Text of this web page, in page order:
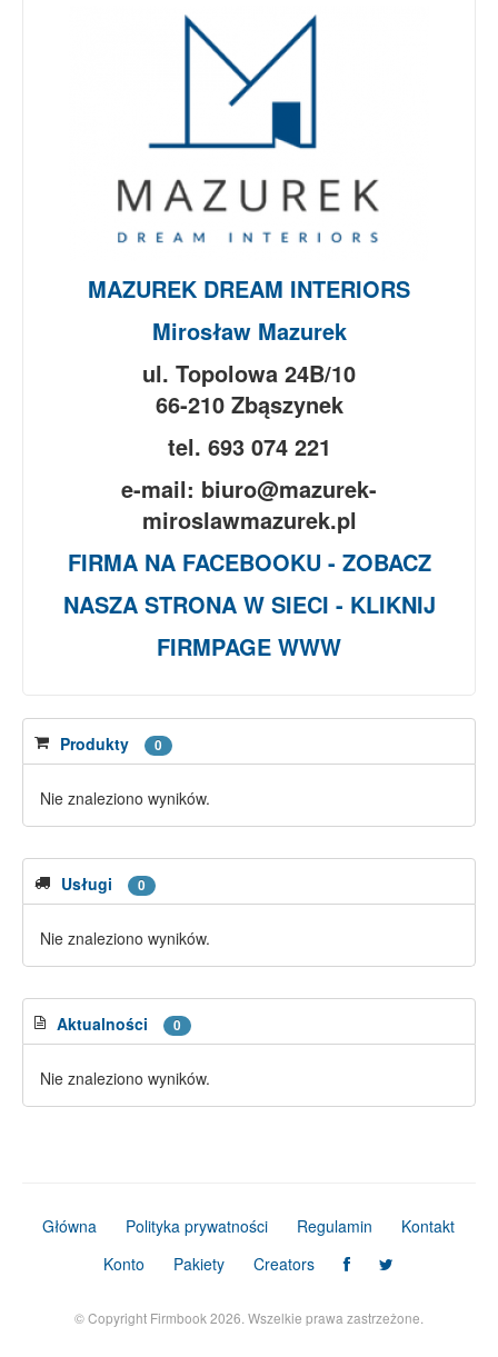
MAZUREK DREAM INTERIORS
Mirosław Mazurek
ul. Topolowa 24B/10
66-210 Zbąszynek
tel. 693 074 221
e-mail: biuro@mazurek-
miroslawmazurek.pl
FIRMA NA FACEBOOKU - ZOBACZ
NASZA STRONA W SIECI - KLIKNIJ
FIRMPAGE WWW
Produkty 0
Nie znaleziono wyników.
Usługi 0
Nie znaleziono wyników.
Aktualności 0
Nie znaleziono wyników.
Główna Polityka prywatności Regulamin
Kontakt
Konto
Pakiety Creators
© Copyright Firmbook 2026. Wszelkie prawa zastrzeżone.